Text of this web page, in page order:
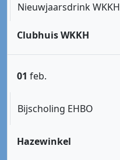
Nieuwjaarsdrink WKKH
Clubhuis WKKH
01 feb.
Bijscholing EHBO
Hazewinkel